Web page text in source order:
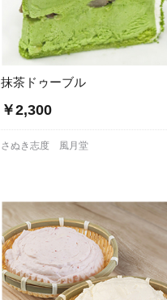
抹茶ドゥーブル
￥2,300
さぬき志度 風月堂